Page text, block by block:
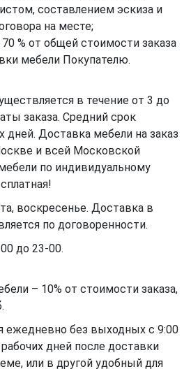
составлением эскиза и
на месте;
% от общей стоимости заказа
мебели Покупателю.
в течение от 3 до
заказа. Средний срок
дней. Доставка мебели на заказ
и всей Московской
по индивидуальному
воскресенье. Доставка в
по договоренности.
до 23-00.
– 10% от стоимости заказа,
ежедневно без выходных с 9:00
дней после доставки
или в другой удобный для